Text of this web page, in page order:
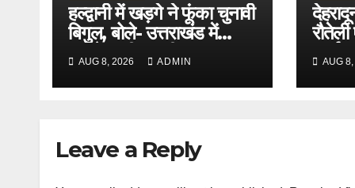
हल्द्वानी में खड़गे ने फूंका चुनावी
बिगुल, बोले- उत्तराखंड में
कांग्रेस की वापसी तय
AUG 8, 2026 ADMIN AUG
Leave a Reply